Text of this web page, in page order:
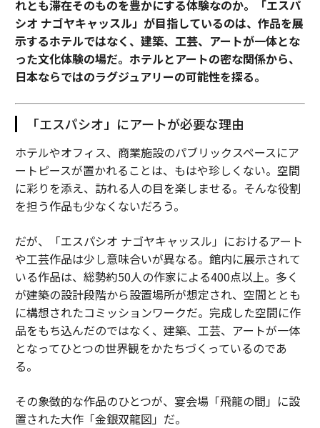
れとも滞在そのものを豊かにする体験なのか。「エスパ
シオ ナゴヤキャッスル」が目指しているのは、作品を展
示するホテルではなく、建築、工芸、アートが一体とな
った文化体験の場だ。ホテルとアートの密な関係から、
日本ならではのラグジュアリーの可能性を探る。
「エスパシオ」にアートが必要な理由
ホテルやオフィス、商業施設のパブリックスペースにア
ートピースが置かれることは、もはや珍しくない。空間
に彩りを添え、訪れる人の目を楽しませる。そんな役割
を担う作品も少なくないだろう。
だが、「エスパシオ ナゴヤキャッスル」におけるアート
や工芸作品は少し意味合いが異なる。館内に展示されて
いる作品は、総勢約50人の作家による400点以上。多く
が建築の設計段階から設置場所が想定され、空間ととも
に構想されたコミッションワークだ。完成した空間に作
品をもち込んだのではなく、建築、工芸、アートが一体
となってひとつの世界観をかたちづくっているのであ
る。
その象徴的な作品のひとつが、宴会場「飛龍の間」に設
置された大作「金銀双龍図」だ。